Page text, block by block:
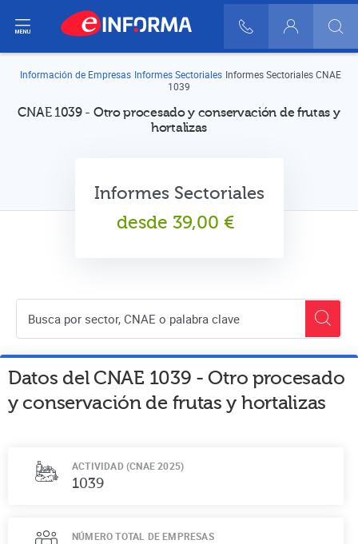
900 10 30 20
Login
Información de Empresas Informes Sectoriales Informes Sectoriales CNAE
1039
CNAE 1039 - Otro procesado y conservación de frutas y
hortalizas
Informes Sectoriales
desde 39,00 €
Datos del CNAE 1039 -Otro procesado
y conservación de frutas y hortalizas
ACTIVIDAD (CNAE 2025)
1039
NÚMERO TOTAL DE EMPRESAS